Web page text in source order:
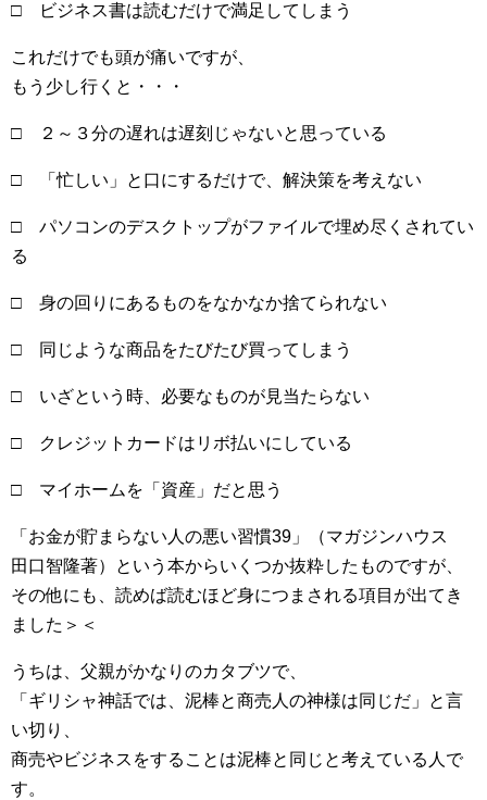
□ ビジネス書は読むだけで満足してしまう
これだけでも頭が痛いですが、
もう少し行くと・・・
□ ２～３分の遅れは遅刻じゃないと思っている
□ 「忙しい」と口にするだけで、解決策を考えない
□ パソコンのデスクトップがファイルで埋め尽くされてい
る
□ 身の回りにあるものをなかなか捨てられない
□ 同じような商品をたびたび買ってしまう
□ いざという時、必要なものが見当たらない
□ クレジットカードはリボ払いにしている
□ マイホームを「資産」だと思う
「お金が貯まらない人の悪い習慣39」（マガジンハウス
田口智隆著）という本からいくつか抜粋したものですが、
その他にも、読めば読むほど身につまされる項目が出てき
ました＞＜
うちは、父親がかなりのカタブツで、
「ギリシャ神話では、泥棒と商売人の神様は同じだ」と言
い切り、
商売やビジネスをすることは泥棒と同じと考えている人で
す。